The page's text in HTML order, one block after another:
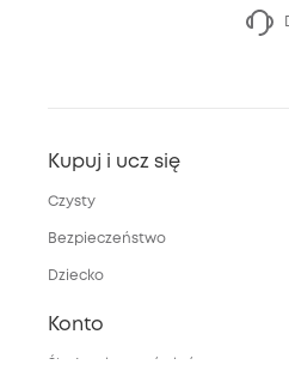
Kupuj i ucz się
Czysty
Bezpieczeństwo
Dziecko
Konto